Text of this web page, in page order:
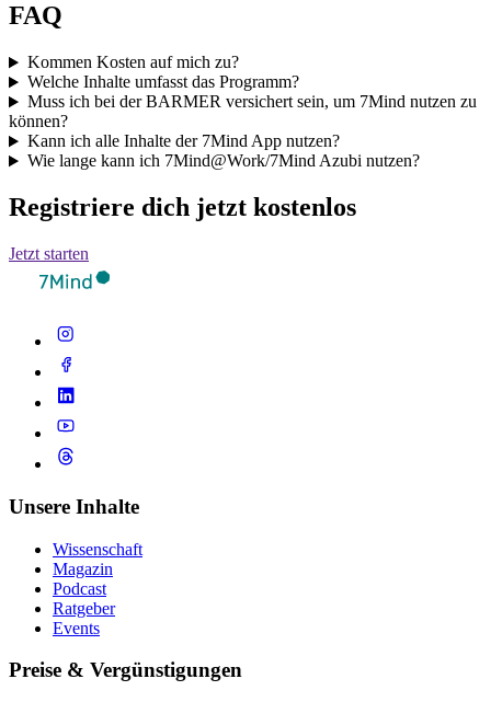
FAQ
Kommen Kosten auf mich zu?
Welche Inhalte umfasst das Programm?
Muss ich bei der BARMER versichert sein, um 7Mind nutzen zu
können?
Kann ich alle Inhalte der 7Mind App nutzen?
Wie lange kann ich 7Mind@Work/7Mind Azubi nutzen?
Registriere dich jetzt kostenlos
Jetzt starten
Unsere Inhalte
Wissenschaft
Magazin
Podcast
Ratgeber
Events
Preise & Vergünstigungen